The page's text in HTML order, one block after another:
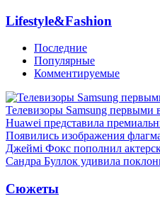
Lifestyle&Fashion
Последние
Популярные
Комментируемые
Телевизоры Samsung первыми
Huawei представила
Появились изображения
Джеймі Фокс пополнил
Сандра Буллок удивила
Сюжеты